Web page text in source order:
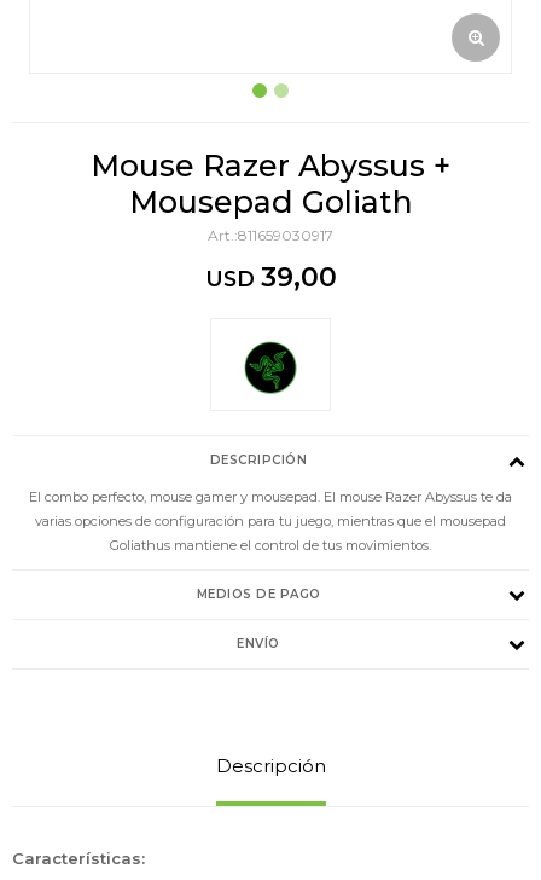
Mouse Razer Abyssus +
Mousepad Goliath
811659030917
USD 39,00
DESCRIPCIÓN
El combo perfecto, mouse gamer y mousepad. El mouse Razer Abyssus te da
varias opciones de configuración para tu juego, mientras que el mousepad
Goliathus mantiene el control de tus movimientos.
MEDIOS DE PAGO
ENVÍO
Descripción
Características: